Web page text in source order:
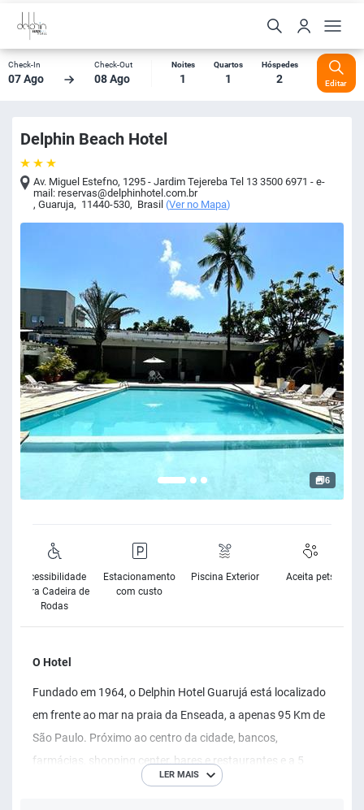
Check-In
07 Ago
Check-Out
08 Ago
Noites
1
Quartos
1
Hóspedes
2 Editar
Delphin Beach Hotel
Av. Miguel Estefno, 1295 - Jardim Tejereba Tel 13 3500 6971 - e-
mail:reservas@delphinhotel.com.br
,Guaruja, 11440-530, Brasil (Ver no Mapa)
6
Acessibilidade
para Cadeira de
Rodas
Estacionamento
com custo
Piscina Exterior Aceita pets
O Hotel
Fundado em 1964, o Delphin Hotel Guarujá está localizado
em frente ao mar na praia da Enseada, a apenas 95 Km de
São Paulo. Próximo ao centro da cidade, bancos,
farmácias, shopping center, bares e restaurantes e a 5
quadras do maior aquário da América Latina “Acqua
LER MAIS